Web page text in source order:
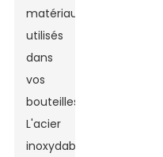
matériaux
utilisés
dans
vos
bouteilles.
L'acier
inoxydable